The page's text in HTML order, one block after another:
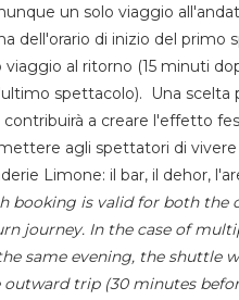
un solo viaggio
dell'orario di inizio del primo
viaggio al ritorno (15 minuti
spettacolo). Una scelta
contribuirà a creare l'effetto
agli spettatori di vivere
Limone: il bar, il dehor,
booking is valid for both the
journey. In the case of
same evening, the shuttle
outward trip (30 minutes